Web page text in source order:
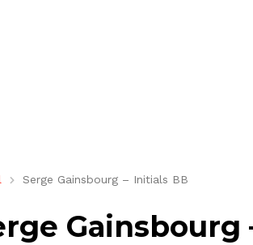
Serge Gainsbourg – Initials BB
Gainsbourg